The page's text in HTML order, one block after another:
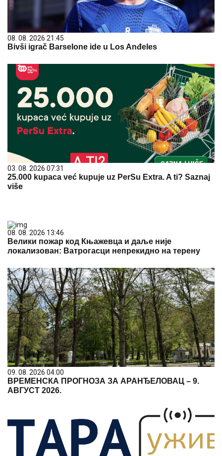
08. 08. 2026 21:45
Bivši igrač Barselone ide u Los Anđeles
03. 08. 2026 07:31
25.000 kupaca već kupuje uz PerSu Extra. A ti? Saznaj
više
08. 08. 2026 13:46
Велики пожар код Књажевца и даље није
локализован: Ватрогасци непрекидно на терену
09. 08. 2026 04:00
ВРЕМЕНСКА ПРОГНОЗА ЗА АРАНЂЕЛОВАЦ – 9.
АВГУСТ 2026.